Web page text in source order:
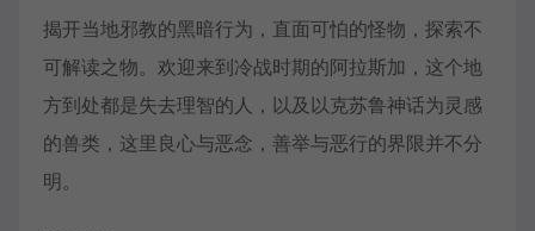
揭开当地邪教的黑暗行为，直面可怕的怪物，探索不
可解读之物。欢迎来到冷战时期的阿拉斯加，这个地
方到处都是失去理智的人，以及以克苏鲁神话为灵感
的兽类，这里良心与恶念，善举与恶行的界限并不分
明。